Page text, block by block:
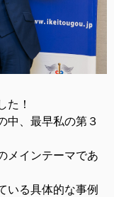
た！
中、最早私の第３
メインテーマであ
いる具体的な事例